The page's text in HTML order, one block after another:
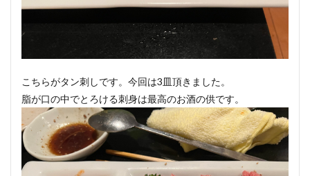
こちらがタン刺しです。今回は3皿頂きました。
脂が口の中でとろける刺身は最高のお酒の供です。